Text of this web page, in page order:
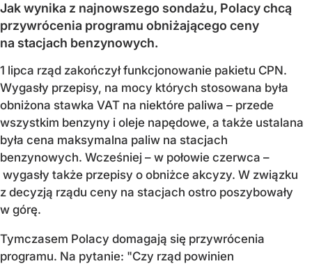
Jak wynika z najnowszego sondażu, Polacy chcą
przywrócenia programu obniżającego ceny
na stacjach benzynowych.
1 lipca rząd zakończył funkcjonowanie pakietu CPN.
Wygasły przepisy, na mocy których stosowana była
obniżona stawka VAT na niektóre paliwa – przede
wszystkim benzyny i oleje napędowe, a także ustalana
była cena maksymalna paliw na stacjach
benzynowych. Wcześniej – w połowie czerwca –
wygasły także przepisy o obniżce akcyzy. W związku
z decyzją rządu ceny na stacjach ostro poszybowały
w górę.
Tymczasem Polacy domagają się przywrócenia
programu. Na pytanie: "Czy rząd powinien